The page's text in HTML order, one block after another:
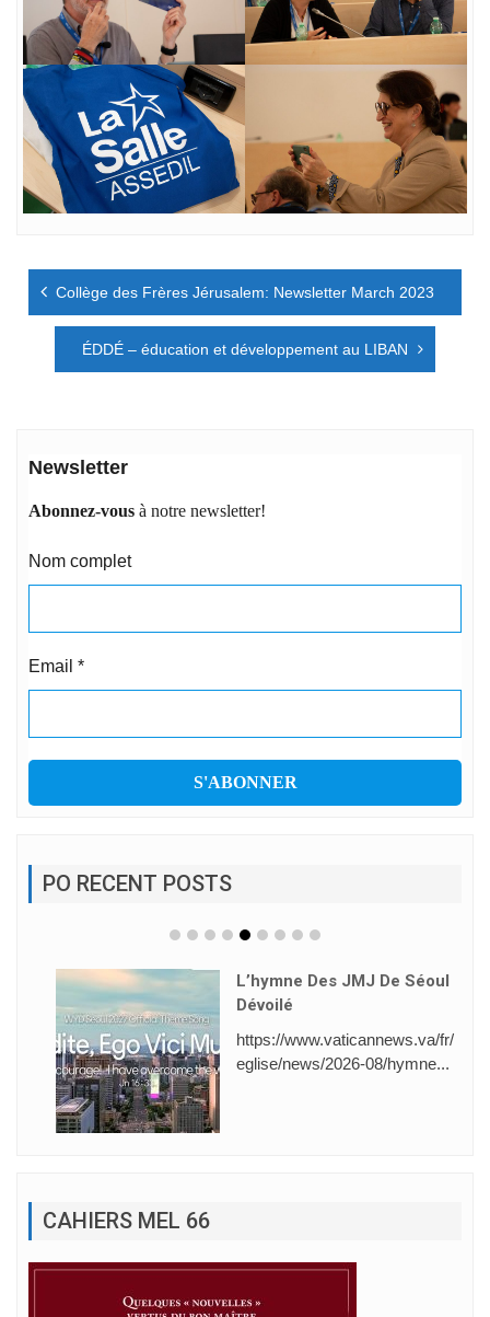
Navigation
l’article
Collège des Frères Jérusalem: Newsletter March 2023
ÉDDÉ – éducation et développement au LIBAN
Newsletter
Abonnez-vous à notre newsletter!
Nom complet
Email *
PO RECENT POSTS
L’hymne Des JMJ De Séoul
Dévoilé
https://www.vaticannews.va/fr/
eglise/news/2026-08/hymne...
CAHIERS MEL 66